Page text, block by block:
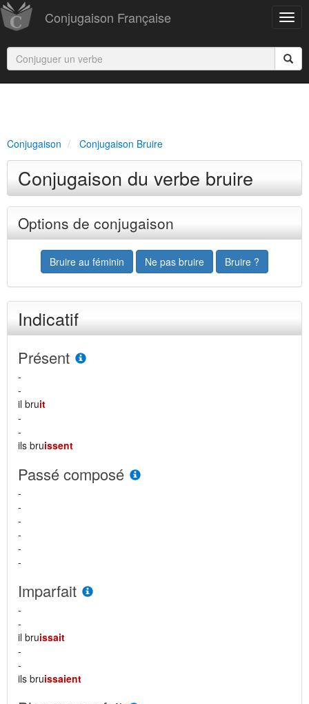
Conjugaison Française
Conjugaison Conjugaison Bruire
Conjugaison du verbe bruire
Options de conjugaison
Bruire au féminin Ne pas bruire Bruire ?
Indicatif
Présent
-
-
il bruit
-
-
ils bruissent
Passé composé
-
-
-
-
-
-
Imparfait
-
-
il bruissait
-
-
ils bruissaient